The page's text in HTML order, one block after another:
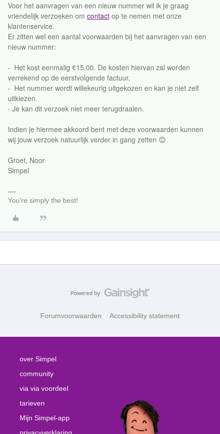
Voor het aanvragen van een nieuw nummer wil ik je graag
vriendelijk verzoeken om contact op te nemen met onze
klantenservice.
Er zitten wel een aantal voorwaarden bij het aanvragen van een
nieuw nummer:
- Het kost eenmalig €15,00. De kosten hiervan zal worden
verrekend op de eerstvolgende factuur,
- Het nummer wordt willekeurig uitgekozen en kan je niet zelf
uitkiezen.
- Je kan dit verzoek niet meer terugdraaien.
Indien je hiermee akkoord bent met deze voorwaarden kunnen
wij jouw verzoek natuurlijk verder in gang zetten 😊
Groet, Noor
Simpel
You're simply the best!
Forumvoorwaarden Accessibility statement
over Simpel
community
via via voordeel
tarieven
Mijn Simpel-app